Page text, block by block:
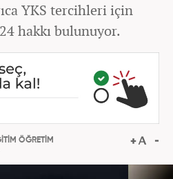
YKS tercihleri için
hakkı bulunuyor.
ÖĞRETİM